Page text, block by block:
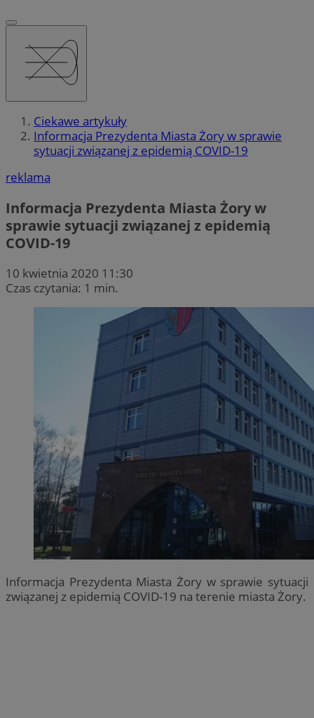
Ciekawe artykuły
Informacja Prezydenta Miasta Żory w sprawie
sytuacji związanej z epidemią COVID-19
reklama
Informacja Prezydenta Miasta Żory w
sprawie sytuacji związanej z epidemią
COVID-19
10 kwietnia 2020 11:30
Czas czytania: 1 min.
Informacja Prezydenta Miasta Żory w sprawie sytuacji
związanej z epidemią COVID-19 na terenie miasta Żory.